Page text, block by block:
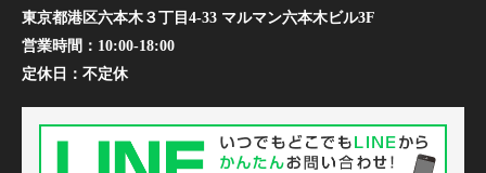
東京都港区六本木３丁目4-33 マルマン六本木ビル3F
営業時間： 10:00-18:00
定休日： 不定休